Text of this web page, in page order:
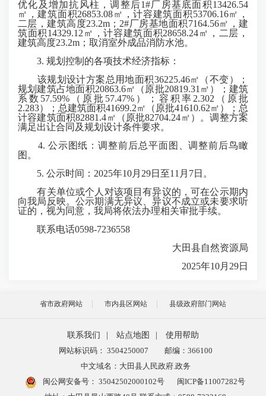
优化及增加抗风柱，调整后1#厂房基底面积13426.54
㎡，建筑面积26853.08㎡，计容建筑面积53706.16㎡，
二层，建筑高度23.2m；2#厂房基地面积7164.56㎡，建
筑面积14329.12㎡，计容建筑面积28658.24㎡，二层，
建筑高度23.2m；取消室外成品消防水池。
3. 规划控制的各项技术经济指标：
该规划设计方案总用地面积36225.46㎡（不变）；
规划建筑占地面积20863.6㎡（原批20819.31㎡）；建筑
系数57.59%（原批57.47%）；容积率2.302（原批
2.283）；总建筑面积41699.2㎡（原批41610.62㎡）；总
计容建筑面积82881.4㎡（原批82704.24㎡）。调整方案
满足出让合同及规划设计条件要求。
4. 公示图纸：调整前后总平面图、调整前后鸟瞰
图。
5. 公示时间：2025年10月29日至11月7日。
有关单位或个人对该项目有异议的，可在公示期内
向我局反映。公示期满无异议、异议不成立或未要求听
证的，视为同意，我局将依法办理相关审批手续。
联系电话0598-7236558
大田县自然资源局
2025年10月29日
省市政府网站 市内县区网站 县级政府部门网站
联系我们 站点地图
使用帮助
网站标识码： 3504250007
邮编：366100
中文域名：大田县人民政府.政务
闽公网安备号： 35042502000102号
闽ICP备11007282号